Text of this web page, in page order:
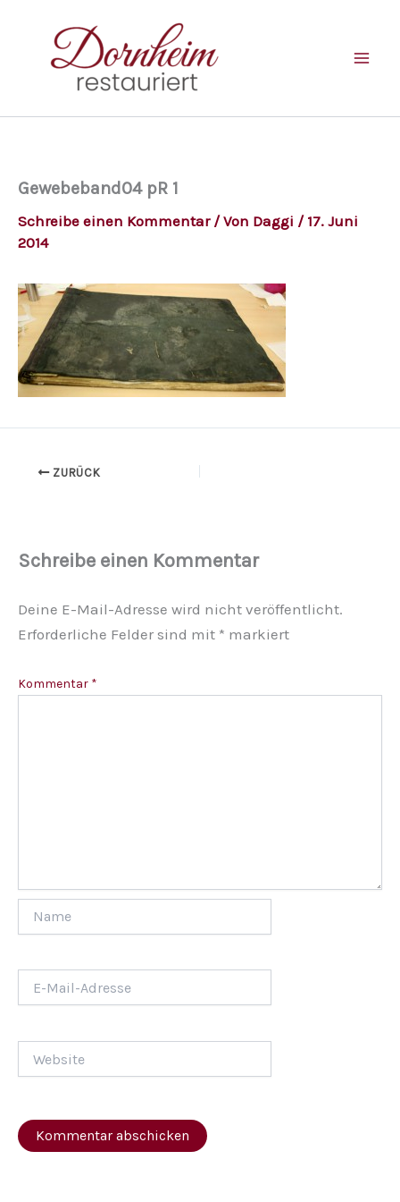
springen
Gewebeband04 pR 1
Schreibe einen Kommentar / Von Daggi / 17. Juni
2014
ZURÜCK
Schreibe einen Kommentar
Deine E-Mail-Adresse wird nicht veröffentlicht.
Erforderliche Felder sind mit * markiert
Kommentar *
Mail-